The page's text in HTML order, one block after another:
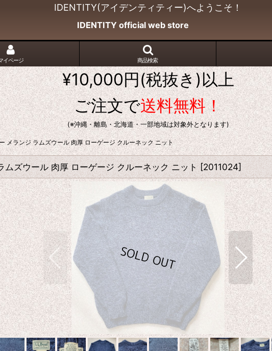
IDENTITY(アイデンティティー)へようこそ！
IDENTITY official web store
イページ 商品検索
¥10,000円(税抜き)以上
ご注文で送料無料！
(※沖縄・離島・北海道・一部地域は対象外となります)
メランジ ラムズウール 肉厚 ローゲージ クルーネック ニット
ズウール 肉厚 ローゲージ クルーネック ニット [2011024]